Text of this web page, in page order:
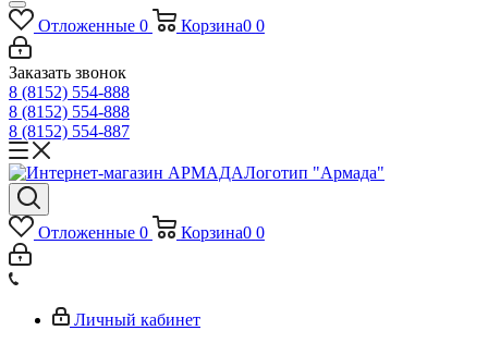
Отложенные 0 Корзина0 0
Заказать звонок
8 (8152) 554-888
8 (8152) 554-888
8 (8152) 554-887
Логотип "Армада"
Отложенные 0 Корзина0 0
Личный кабинет